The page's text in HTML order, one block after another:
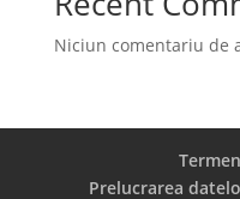
Niciun comentariu de
Prelucrarea